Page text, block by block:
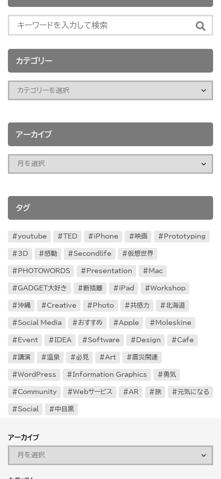
カテゴリー
アーカイブ
タグ
youtube TED iPhone 映画 Prototyping
3D 感動 Secondlife 仮想世界
PHOTOWORDS Presentation Mac
GADGET大好き 断捨離 iPad Workshop
沖縄 Creative Photo 共感力 北海道
Social Media おすすめ Apple Moleskine
Event IDEA Software Design Cafe
講演 温泉 必見 Art 震災関連
WordPress Information Graphics 勇気
Community Webサービス AR 旅 元気になる
Social 中目黒
アーカイブ